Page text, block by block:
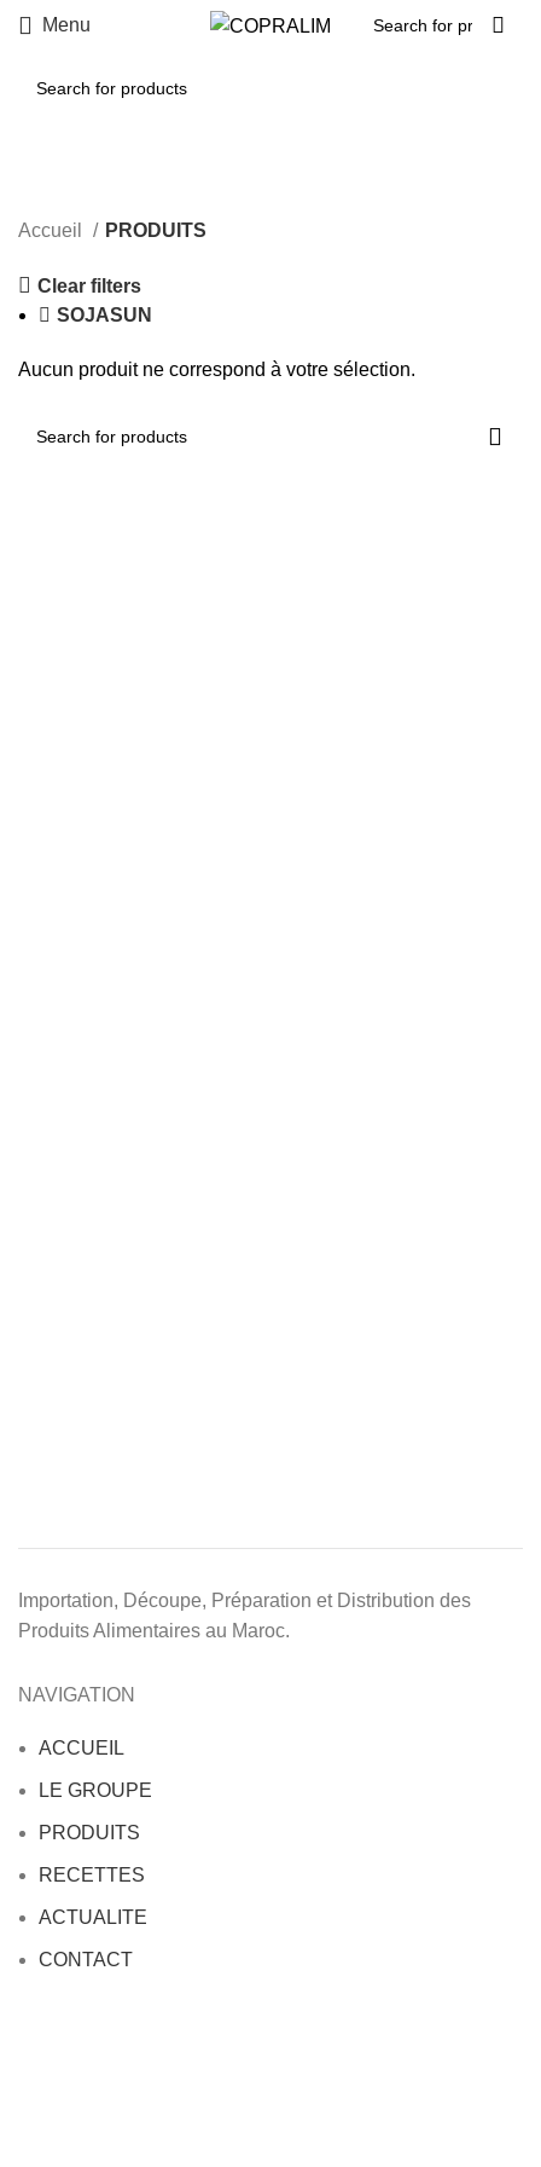
Menu
PRODUITS
Accueil PRODUITS
Clear filters
SOJASUN
Aucun produit ne correspond à votre sélection.
Importation, Découpe, Préparation et Distribution des
Produits Alimentaires au Maroc.
NAVIGATION
ACCUEIL
LE GROUPE
PRODUITS
RECETTES
ACTUALITE
CONTACT